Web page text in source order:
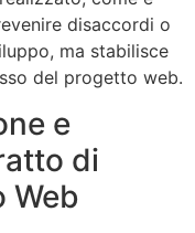
disaccordi o
ma stabilisce
del progetto web.
e
di
Web